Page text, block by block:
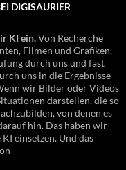
DIGISAURIER
KI ein.Von Recherche
Filmen und Grafiken.
durch uns und fast
uns in die Ergebnisse
wir Bilder oder Videos
darstellen, die so
von denen es
hin. Das haben wir
einsetzen. Und das